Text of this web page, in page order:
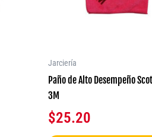
Jarciería
Paño de Alto Desempeño
3M
$25.20